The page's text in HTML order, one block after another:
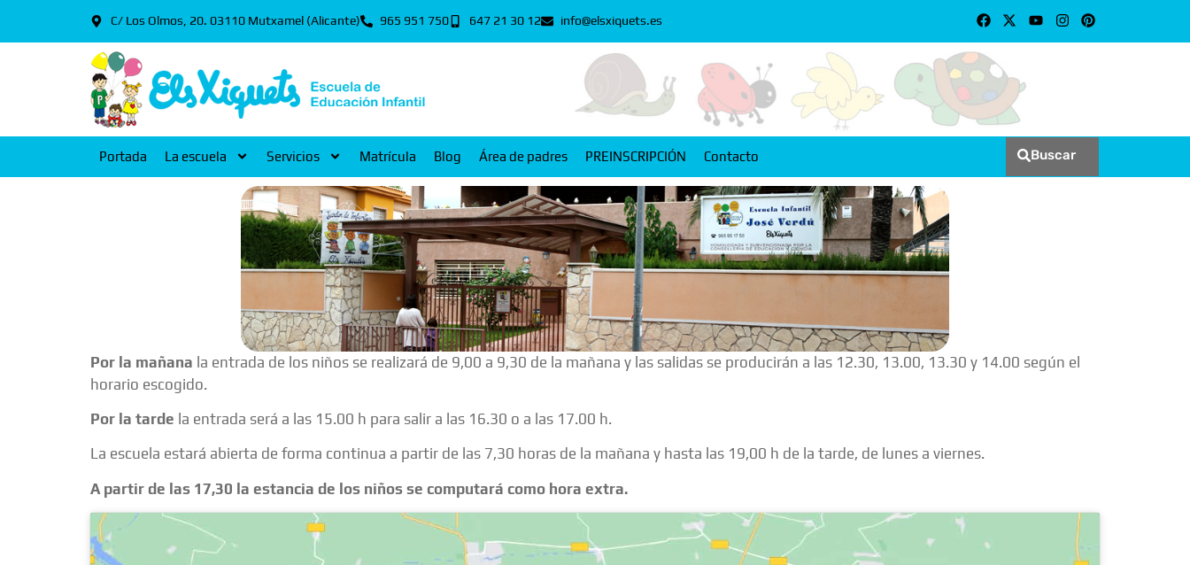
C/ Los Olmos, 20. 03110 Mutxamel (Alicante) 965 951 750 647 21 30 12 info@elsxiquets.es
Portada La escuela Servicios Matrícula Blog Área de padres PREINSCRIPCIÓN Contacto Buscar
Por la mañana la entrada de los niños se realizará de 9,00 a 9,30 de la mañana y las salidas se producirán a las 12.30, 13.00, 13.30 y 14.00 según el
horario escogido.
Por la tarde la entrada será a las 15.00 h para salir a las 16.30 o a las 17.00 h.
La escuela estará abierta de forma continua a partir de las 7,30 horas de la mañana y hasta las 19,00 h de la tarde, de lunes a viernes.
A partir de las 17,30 la estancia de los niños se computará como hora extra.